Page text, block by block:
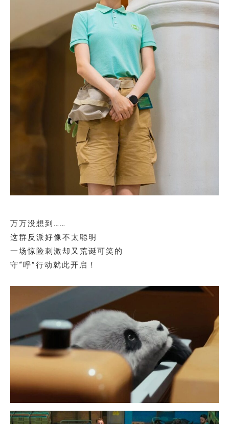
万万没想到……
这群反派好像不太聪明
一场惊险刺激却又荒诞可笑的
守“呼”行动就此开启！